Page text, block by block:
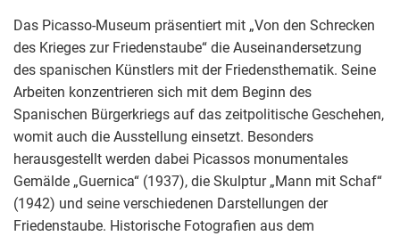
Das Picasso-Museum präsentiert mit „Von den Schrecken
des Krieges zur Friedenstaube“ die Auseinandersetzung
des spanischen Künstlers mit der Friedensthematik. Seine
Arbeiten konzentrieren sich mit dem Beginn des
Spanischen Bürgerkriegs auf das zeitpolitische Geschehen,
womit auch die Ausstellung einsetzt. Besonders
herausgestellt werden dabei Picassos monumentales
Gemälde „Guernica“ (1937), die Skulptur „Mann mit Schaf“
(1942) und seine verschiedenen Darstellungen der
Friedenstaube. Historische Fotografien aus dem